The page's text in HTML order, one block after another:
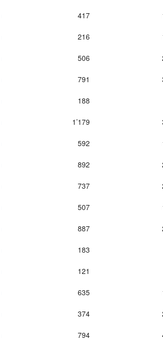
417
216
506
791
188
1’179
592
892
737
507
887
183
121
635
374
794